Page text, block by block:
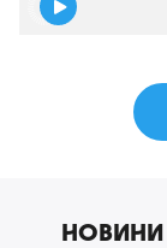
НОВИНИ